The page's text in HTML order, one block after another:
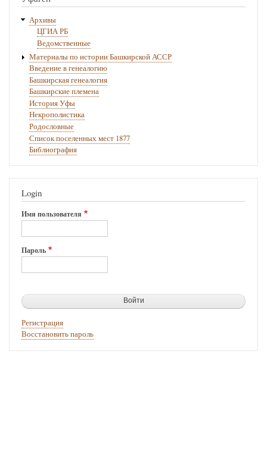
Архивы
ЦГИА РБ
Ведомственные
Материалы по истории Башкирской АССР
Введение в генеалогию
Башкирская генеалогия
Башкирские племена
История Уфы
Некрополистика
Родословные
Список поселенных мест 1877
Библиография
Login
Имя пользователя
Пароль
Регистрация
Восстановить пароль